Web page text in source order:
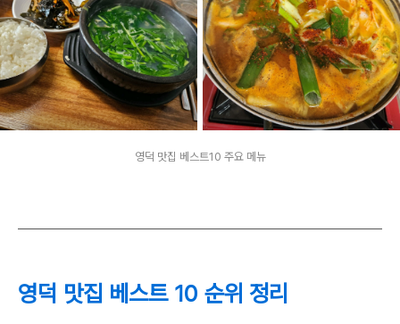
영덕 맛집 베스트10 주요 메뉴
영덕 맛집 베스트 10 순위 정리